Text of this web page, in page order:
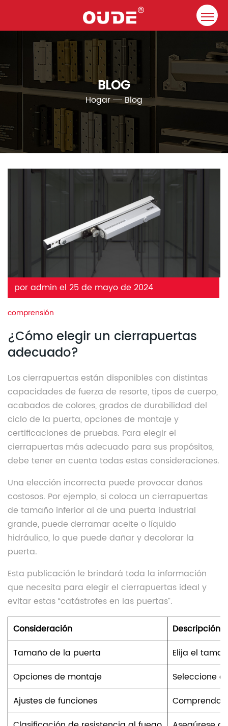
BLOG
Hogar Blog
por admin el 25 de mayo de 2024
comprensión
¿Cómo elegir un cierrapuertas
adecuado?
Los cierrapuertas están disponibles con distintas
capacidades de fuerza de resorte, tipos de cuerpo,
acabados de colores, grados de durabilidad del
ciclo de la puerta, opciones de montaje y
certificaciones de pruebas. Para elegir el
cierrapuertas más adecuado para sus propósitos,
debe tener en cuenta todas estas consideraciones.
Una elección incorrecta puede provocar daños
costosos. Por ejemplo, si coloca un cierrapuertas
de tamaño inferior al de una puerta industrial
grande, puede derramar aceite o líquido
hidráulico, lo que puede dañar y decolorar la
puerta.
Esta publicación le brindará toda la información
que necesita para elegir el cierrapuertas ideal y
evitar estas “catástrofes en las puertas”.
Consideración
Descripción
Tamaño de la puerta
Elija el
Opciones de montaje
Seleccione
Ajustes de funciones
Comprenda
Hogar
Compañía
Cierrapuertas
Recurso
Contacto